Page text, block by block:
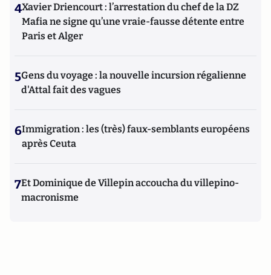
4Xavier Driencourt : l’arrestation du chef de la DZ
Mafia ne signe qu’une vraie-fausse détente entre
Paris et Alger
5Gens du voyage : la nouvelle incursion régalienne
d'Attal fait des vagues
6Immigration : les (très) faux-semblants européens
après Ceuta
7Et Dominique de Villepin accoucha du villepino-
macronisme